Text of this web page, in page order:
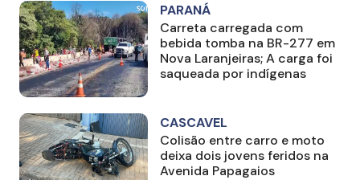
PARANÁ
Carreta carregada com
bebida tomba na BR-277 em
Nova Laranjeiras; A carga foi
saqueada por indígenas
CASCAVEL
Colisão entre carro e moto
deixa dois jovens feridos na
Avenida Papagaios